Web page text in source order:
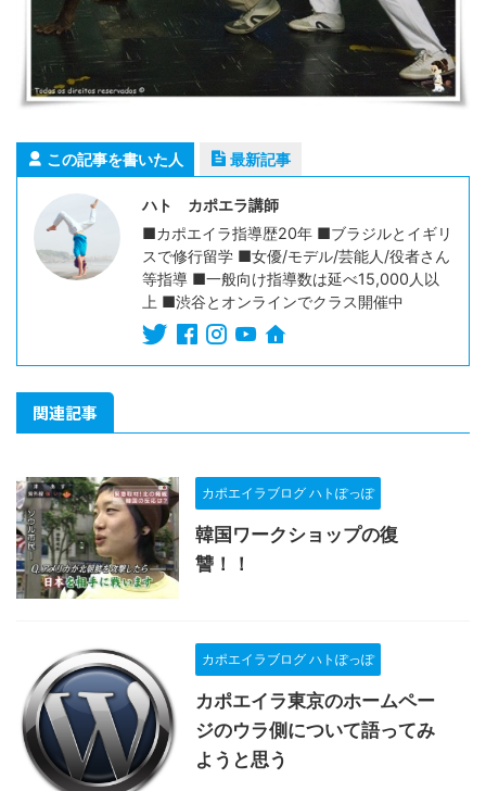
この記事を書いた人 最新記事
ハト カポエラ講師
■カポエイラ指導歴20年 ■ブラジルとイギリ
スで修行留学 ■女優/モデル/芸能人/役者さん
等指導 ■一般向け指導数は延べ15,000人以
上 ■渋谷とオンラインでクラス開催中
関連記事
カポエイラブログ ハトぽっぽ
韓国ワークショップの復
讐！！
カポエイラブログ ハトぽっぽ
カポエイラ東京のホームペー
ジのウラ側について語ってみ
ようと思う